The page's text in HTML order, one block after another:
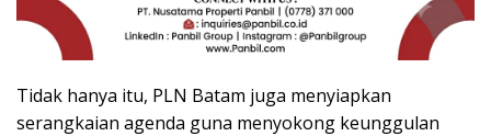
Tidak hanya itu, PLN Batam juga menyiapkan
serangkaian agenda guna menyokong keunggulan